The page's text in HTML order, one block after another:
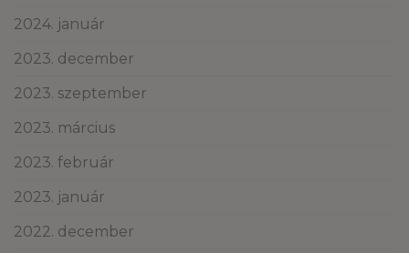
2024. január
2023. december
2023. szeptember
2023. március
2023. február
2023. január
2022. december